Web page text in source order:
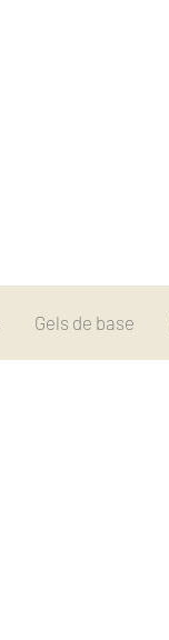
Gels de base